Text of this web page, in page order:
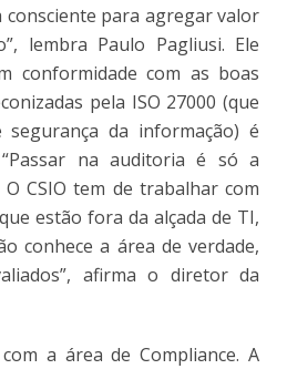
consciente para agregar valor
lembra Paulo Pagliusi. Ele
conformidade com as boas
pela ISO 27000 (que
da informação) é
na auditoria é só a
CSIO tem de trabalhar com
estão fora da alçada de TI,
conhece a área de verdade,
afirma o diretor da
a área de Compliance. A